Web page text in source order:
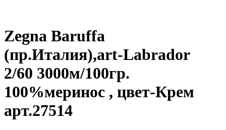
Zegna Baruffa
(пр.Италия),art-Labrador
2/60 3000м/100гр.
100%меринос , цвет-Крем
арт.27514